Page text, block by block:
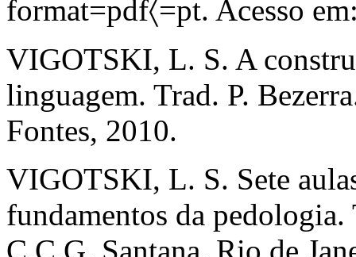
format=pdf〈=pt. Acesso
VIGOTSKI, L. S. A
linguagem. Trad. P.
Fontes, 2010.
VIGOTSKI, L. S. Sete
fundamentos da